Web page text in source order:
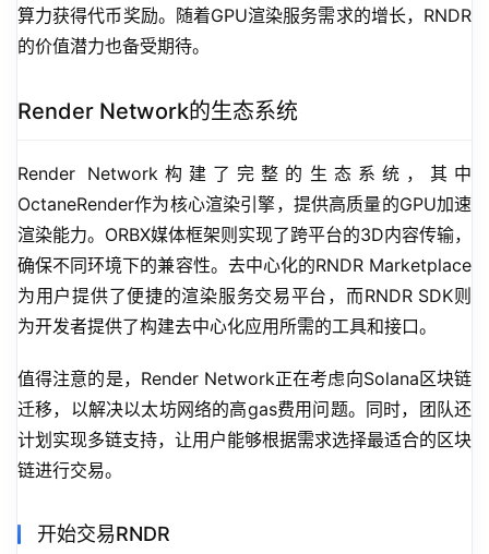
算力获得代币奖励。随着GPU渲染服务需求的增长，RNDR
的价值潜力也备受期待。
Render Network的生态系统
Render Network构建了完整的生态系统，其中
OctaneRender作为核心渲染引擎，提供高质量的GPU加速
渲染能力。ORBX媒体框架则实现了跨平台的3D内容传输，
确保不同环境下的兼容性。去中心化的RNDR Marketplace
为用户提供了便捷的渲染服务交易平台，而RNDR SDK则
为开发者提供了构建去中心化应用所需的工具和接口。
值得注意的是，Render Network正在考虑向Solana区块链
迁移，以解决以太坊网络的高gas费用问题。同时，团队还
计划实现多链支持，让用户能够根据需求选择最适合的区块
链进行交易。
开始交易RNDR